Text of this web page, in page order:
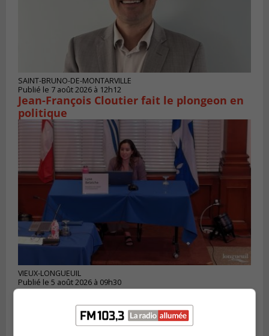
SAINT-BRUNO-DE-MONTARVILLE
Publié le 7 août 2026 à 12h12
Jean-François Cloutier fait le plongeon en
politique
VIEUX-LONGUEUIL
Publié le 5 août 2026 à 09h30
Lysa Bélaicha assure les services aux
citoyens du district Michel‑Chartrand